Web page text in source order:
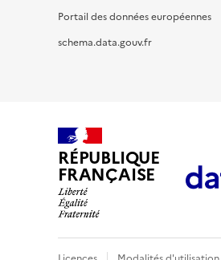
Portail des données européennes
schema.data.gouv.fr
RÉPUBLIQUE
FRANÇAISE